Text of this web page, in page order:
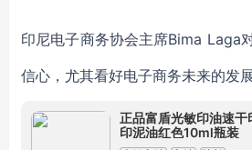
印尼电子商务协会主席Bima Laga
信心，尤其看好电子商务未来的发展
正品富盾光敏印油速
印泥油红色10ml瓶装